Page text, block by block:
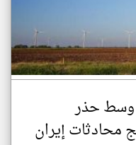
وسط حذر
محادثات إيران